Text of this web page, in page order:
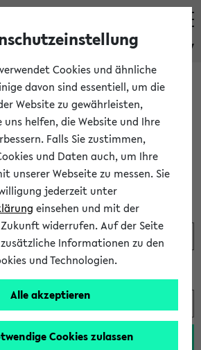
eKVV
über einen
Gastzugang
eKVV mit Ihrem Anmeldenamen
Cookies und ähnliche
davon sind essentiell, um die
Website zu gewährleisten,
uns helfen, die Website und Ihre
Falls Sie zustimmen,
und Daten auch, um Ihre
unserer Webseite zu messen. Sie
jederzeit unter
einsehen und mit der
widerrufen. Auf der Seite
Informationen zu den
und Technologien.
Alle akzeptieren
Cookies zulassen